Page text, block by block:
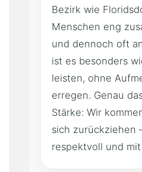
Bezirk wie
Menschen eng
und dennoch oft
ist es besonders
leisten, ohne
erregen. Genau
Stärke: Wir
sich zurückziehen
respektvoll und